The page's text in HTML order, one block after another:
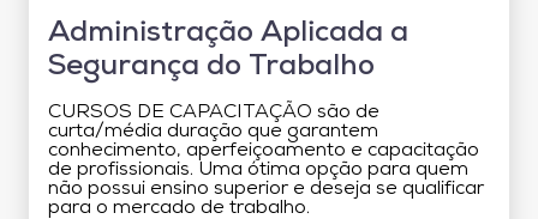
Administração Aplicada a
Segurança do Trabalho
CURSOS DE CAPACITAÇÃO são de
curta/média duração que garantem
conhecimento, aperfeiçoamento e capacitação
de profissionais. Uma ótima opção para quem
não possui ensino superior e deseja se qualificar
para o mercado de trabalho.